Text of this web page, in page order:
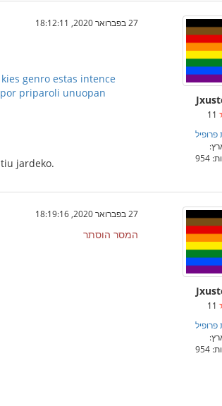
27 בפברואר 2020, 18:12:11
genro estas intence
priparoli unuopan
jardeko.
27 בפברואר 2020, 18:19:16
המסר הוסתר